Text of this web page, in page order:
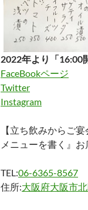
2022年より「16:00
FaceBookページ
Twitter
Instagram
【立ち飲みからご
メニューを書く』
TEL:06-6365-8567
住所:大阪府大阪市